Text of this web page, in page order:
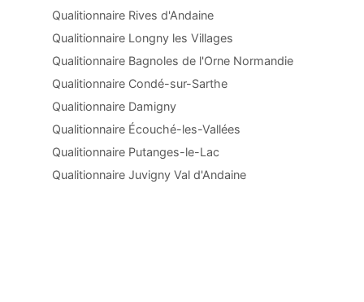
Qualitionnaire Rives d'Andaine
Qualitionnaire Longny les Villages
Qualitionnaire Bagnoles de l'Orne Normandie
Qualitionnaire Condé-sur-Sarthe
Qualitionnaire Damigny
Qualitionnaire Écouché-les-Vallées
Qualitionnaire Putanges-le-Lac
Qualitionnaire Juvigny Val d'Andaine